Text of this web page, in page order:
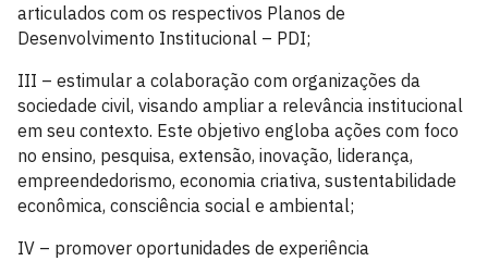
articulados com os respectivos Planos de
Desenvolvimento Institucional – PDI;
III – estimular a colaboração com organizações da
sociedade civil, visando ampliar a relevância institucional
em seu contexto. Este objetivo engloba ações com foco
no ensino, pesquisa, extensão, inovação, liderança,
empreendedorismo, economia criativa, sustentabilidade
econômica, consciência social e ambiental;
IV – promover oportunidades de experiência